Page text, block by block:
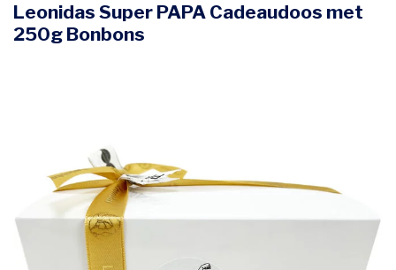
Leonidas Super PAPA Cadeaudoos met
250g Bonbons